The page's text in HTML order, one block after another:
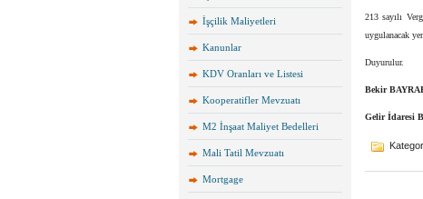
İşçilik Maliyetleri
Kanunlar
KDV Oranları ve Listesi
Kooperatifler Mevzuatı
M2 İnşaat Maliyet Bedelleri
Mali Tatil Mevzuatı
Mortgage
213 sayılı
uygulanacak
Duyurulur.
Bekir
Gelir İdaresi